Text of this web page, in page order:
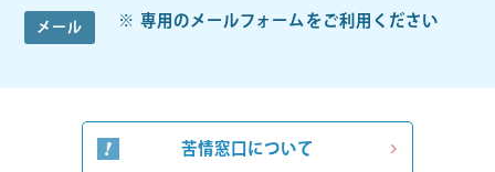
メール 専用のメールフォームをご利用ください
苦情窓口について